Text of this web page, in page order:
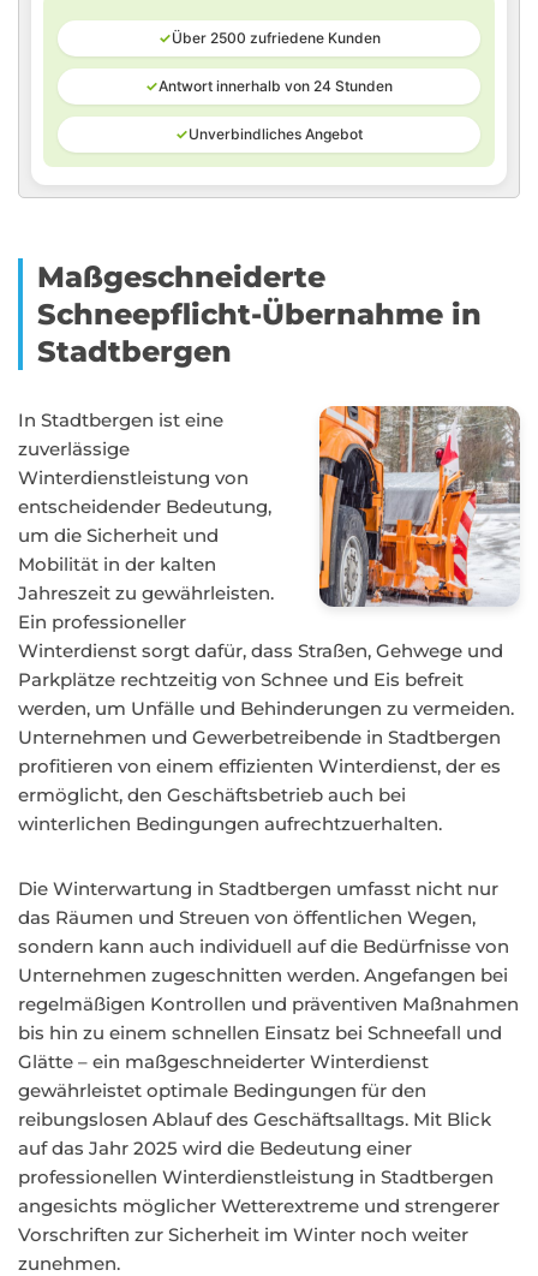
✓Über 2500 zufriedene Kunden
✓Antwort innerhalb von 24 Stunden
✓Unverbindliches Angebot
Maßgeschneiderte
Schneepflicht-Übernahme in
Stadtbergen
In Stadtbergen ist eine
zuverlässige
Winterdienstleistung von
entscheidender Bedeutung,
um die Sicherheit und
Mobilität in der kalten
Jahreszeit zu gewährleisten.
Ein professioneller
Winterdienst sorgt dafür, dass Straßen, Gehwege und
Parkplätze rechtzeitig von Schnee und Eis befreit
werden, um Unfälle und Behinderungen zu vermeiden.
Unternehmen und Gewerbetreibende in Stadtbergen
profitieren von einem effizienten Winterdienst, der es
ermöglicht, den Geschäftsbetrieb auch bei
winterlichen Bedingungen aufrechtzuerhalten.
Die Winterwartung in Stadtbergen umfasst nicht nur
das Räumen und Streuen von öffentlichen Wegen,
sondern kann auch individuell auf die Bedürfnisse von
Unternehmen zugeschnitten werden. Angefangen bei
regelmäßigen Kontrollen und präventiven Maßnahmen
bis hin zu einem schnellen Einsatz bei Schneefall und
Glätte – ein maßgeschneiderter Winterdienst
gewährleistet optimale Bedingungen für den
reibungslosen Ablauf des Geschäftsalltags. Mit Blick
auf das Jahr 2025 wird die Bedeutung einer
professionellen Winterdienstleistung in Stadtbergen
angesichts möglicher Wetterextreme und strengerer
Vorschriften zur Sicherheit im Winter noch weiter
zunehmen.